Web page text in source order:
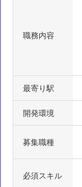
職務内容
最寄り駅
開発環境
募集職種
必須スキル